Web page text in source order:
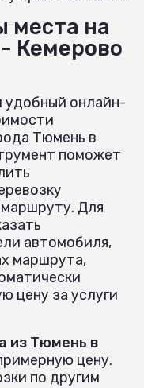
места на
Кемерово
удобный онлайн-
Тюмень в
поможет
Для
автомобиля,
маршрута,
цену за услуги
из Тюмень в
цену.
по другим